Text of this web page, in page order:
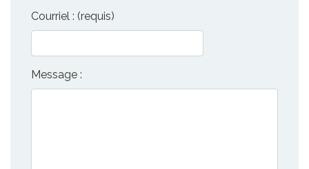
Courriel : (requis)
Message :